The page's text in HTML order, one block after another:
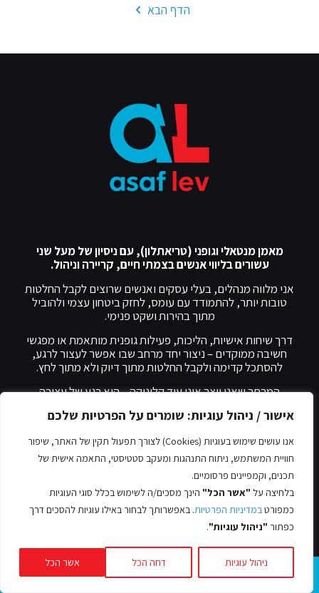
אישור / ניהול עוגיות: שומרים על הפרטיות שלכם
אנו עושים שימוש בעוגיות (Cookies) לצורך תפעול תקין של האתר, שיפור
חוויית המשתמש, ניתוח התנהגות ומעקב סטטיסטי, התאמה אישית של
תכנים, וקמפיינים פרסומיים.
בלחיצה על "אשר הכל" הינך מסכים/ה לשימוש בכלל סוגי העוגיות
כמפורטבמדיניות הפרטיות. באפשרותך לבחור באילו עוגיות להסכים דרך
כפתור "ניהול עוגיות".
ניהול עוגיות דחה הכל אשר הכל
הדף הבא
מאמן מנטאלי וגופני (טריאתלון), עם ניסיון של מעל שני
עשורים בליווי אנשים בצמתי חיים, קריירה וניהול.
אני מלווה מנהלים, בעלי עסקים ואנשים שרוצים לקבל החלטות
טובות יותר, להתמודד עם עומס, לחזק ביטחון עצמי ולהוביל
מתוך בהירות ושקט פנימי.
דרך שיחות אישיות, הליכות, פעילות גופנית מותאמת או מפגשי
חשיבה ממוקדים – ניצור יחד מרחב שבו אפשר לעצור לרגע,
להסתכל קדימה ולקבל החלטות מתוך דיוק ולא מתוך לחץ.
המרחב שאני יוצר אינו עוד קליניקה – הוא רגע של עצירה
או לשלב פעילות גופנית קלה.לעיתים דווקא מחוץ למשרד
ולחדר הישיבות מגיעות התובנות החשובות ביותר.
סוגי אימונים
אימון מנטאלי לספורטאים
אימון אישי לחיים ולזוגיות